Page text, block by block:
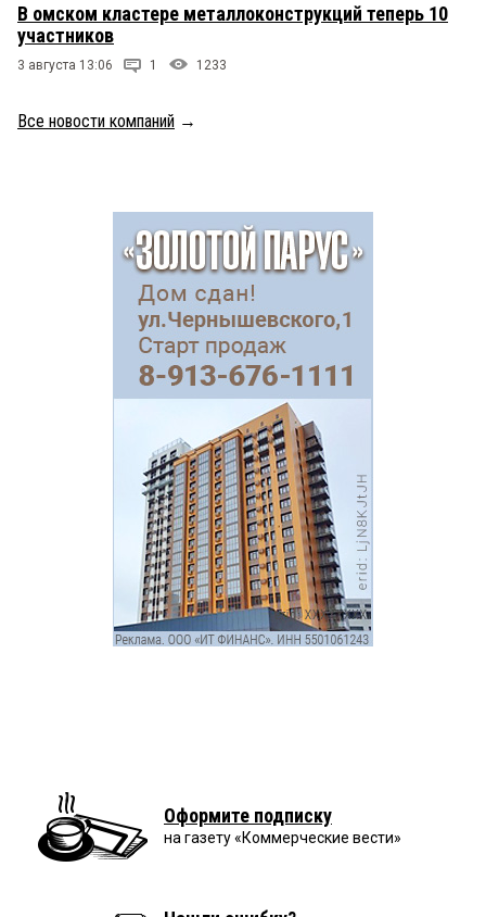
В омском кластере металлоконструкций теперь 10
участников
3 августа 13:06 1 1233
Все новости компаний →
Оформите подписку
на газету «Коммерческие вести»